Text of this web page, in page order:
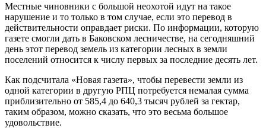
Местные чиновники с большой неохотой идут на такое
нарушение и то только в том случае, если это перевод в
действительности оправдает риски. По информации, которую
газете смогли дать в Баковском лесничестве, на сегодняшний
день этот перевод земель из категории лесных в земли
поселений относится к числу первых за последние десять лет.
Как подсчитала «Новая газета», чтобы перевести земли из
одной категории в другую РПЦ потребуется немалая сумма
приблизительно от 585,4 до 640,3 тысяч рублей за гектар,
таким образом, можно сказать, что это весьма большое
удовольствие.